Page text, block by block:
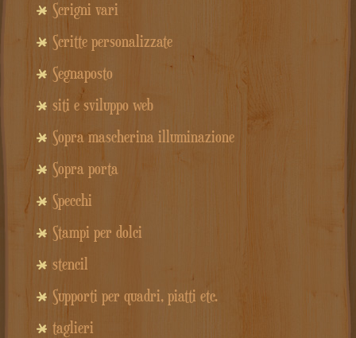
Scrigni vari
Scritte personalizzate
Segnaposto
siti e sviluppo web
Sopra mascherina illuminazione
Sopra porta
Specchi
Stampi per dolci
stencil
Supporti per quadri, piatti etc.
taglieri